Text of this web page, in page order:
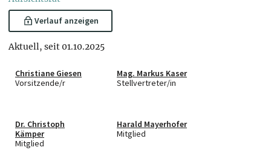
Verlauf anzeigen
Aktuell, seit 01.10.2025
Christiane Giesen
Vorsitzende/r
Mag. Markus Kaser
Stellvertreter/in
Dr. Christoph
Kämper
Mitglied
Harald Mayerhofer
Mitglied